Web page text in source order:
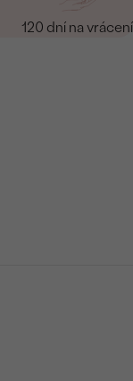
120 dní na vrácení